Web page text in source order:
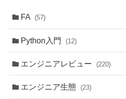
FA (57)
Python入門 (12)
エンジニアレビュー (220)
エンジニア生態 (23)